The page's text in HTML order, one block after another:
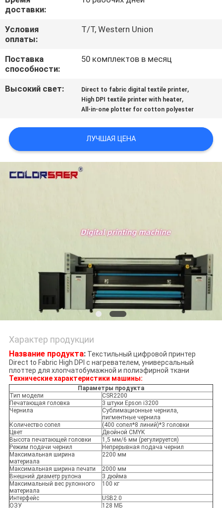
ВСЕ
СЛУЧАИ
COMPANY
NEWS
САЙТА
ПОЛИТИКА
КОНФИДЕНЦИАЛЬНОСТИ
доставки:
Условия
оплаты:
T/T, Western Union
Поставка
способности:
50 комплектов в месяц
Высокий свет: Direct to fabric digital textile printer,
High DPI textile printer with heater,
All-in-one plotter for cotton polyester
ЛУЧШАЯ ЦЕНА
Характер продукции
Название продукта:Текстильный цифровой принтер
Direct to Fabric High DPI с нагревателем, универсальный
плоттер для хлопчатобумажной и полиэфирной ткани
Технические характеристики машины:
Параметры продукта
Тип модели
CSR2200
Печатающая головка
3 штуки Epson i3200
Чернила
Сублимационные чернила,
пигментные чернила
Количество сопел
(400 сопел*8 линий)*3 головки
Цвет
Двойной CMYK
Высота печатающей головки
1,5 мм/6 мм (регулируется)
Режим подачи чернил
Непрерывная подача чернил
Максимальная ширина
материала
2200 мм
Максимальная ширина печати
2000 мм
Внешний диаметр рулона
3 дюйма
Максимальный вес рулонного
материала
100 кг
Интерфейс
USB2.0
ОЗУ
128 МБ